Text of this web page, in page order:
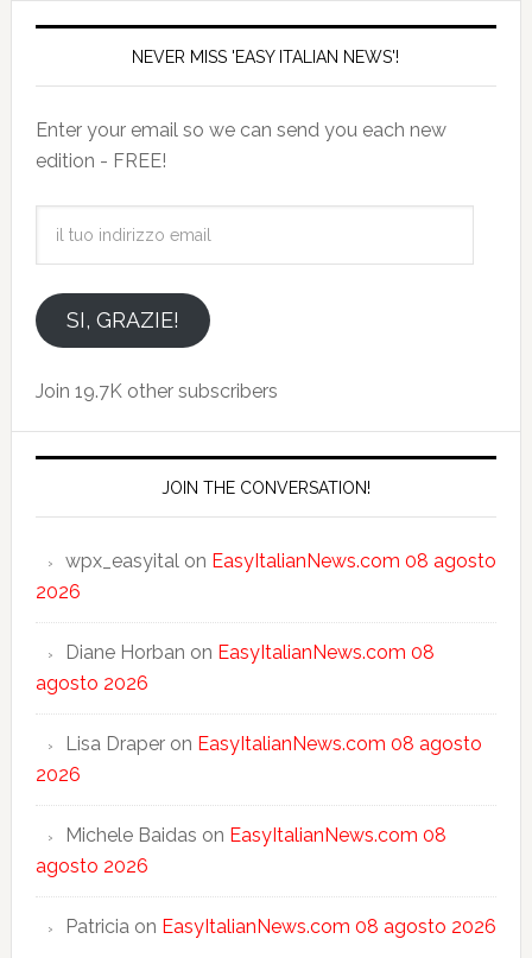
NEVER MISS 'EASY ITALIAN NEWS'!
Enter your email so we can send you each new
edition - FREE!
emailSI, GRAZIE!
Join 19.7K other subscribers
JOIN THE CONVERSATION!
wpx_easyitalon EasyItalianNews.com 08 agosto
2026
Diane Horban on EasyItalianNews.com 08
agosto 2026
Lisa Draperon EasyItalianNews.com 08 agosto
2026
Michele Baidas on EasyItalianNews.com 08
agosto 2026
Patriciaon EasyItalianNews.com 08 agosto 2026